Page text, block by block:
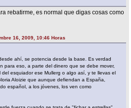
rebatirme, es normal que digas cosas como
16, 2009, 10:46 Horas
ahí, se potencia desde la base. Es verdad
para eso, a parte del dinero que se debe mover,
esquiador ese Mullerg o algo así, y te llevas el
Aloizie que aunque defiendan a España,
español, a los jóvenes, los ven como